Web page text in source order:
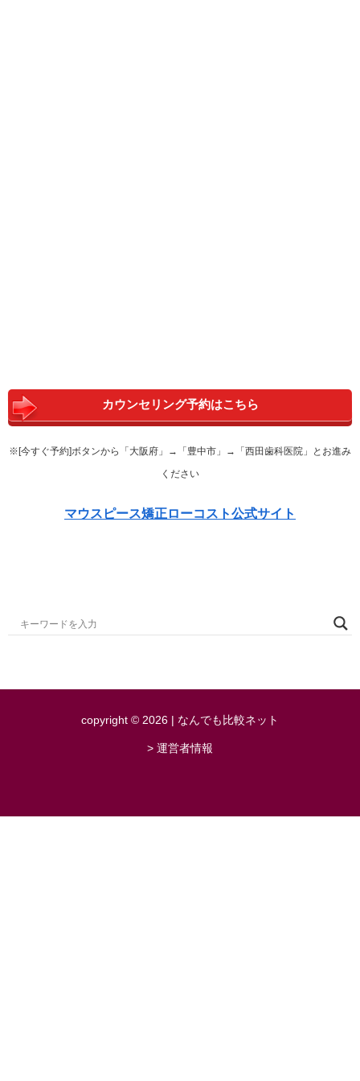
カウンセリング予約はこちら
※[今すぐ予約]ボタンから「大阪府」→「豊中市」→「西田歯科医院」とお進み
ください
マウスピース矯正ローコスト公式サイト
copyright © 2026 | なんでも比較ネット
> 運営者情報